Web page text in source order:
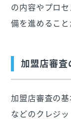
の内容やプロ
備を進めること
加盟店審
加盟店審査の
などのクレジ